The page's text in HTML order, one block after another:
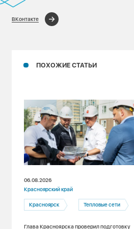
ВКонтакте
ПОХОЖИЕ СТАТЬИ
06.08.2026
Красноярский край
Красноярск Тепловые сети
Глава Красноярска проверил подготовку